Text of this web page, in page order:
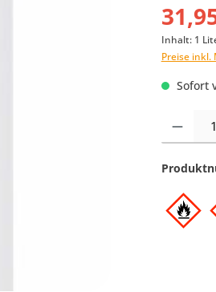
Inhalt: 1
Preise inkl.
Sofort
Produkt